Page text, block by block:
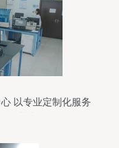
以专业定制化服务